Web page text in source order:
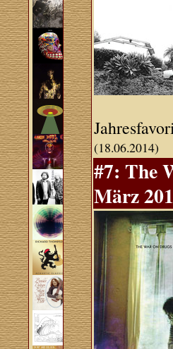
(18.06.2014)
#7: The
März